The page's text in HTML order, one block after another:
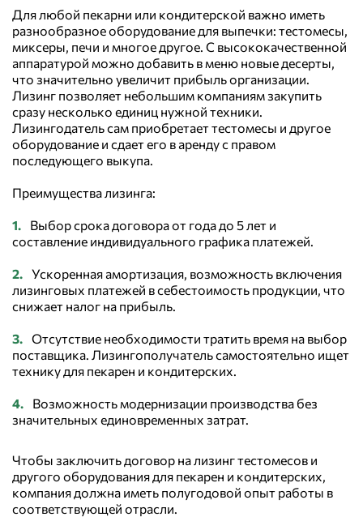
Для любой пекарни или кондитерской важно иметь
разнообразное оборудование для выпечки: тестомесы,
миксеры, печи и многое другое. С высококачественной
аппаратурой можно добавить в меню новые десерты,
что значительно увеличит прибыль организации.
Лизинг позволяет небольшим компаниям закупить
сразу несколько единиц нужной техники.
Лизингодатель сам приобретает тестомесы и другое
оборудование и сдает его в аренду с правом
последующего выкупа.
Преимущества лизинга:
Выбор срока договора от года до 5 лет и
составление индивидуального графика платежей.
Ускоренная амортизация, возможность включения
лизинговых платежей в себестоимость продукции, что
снижает налог на прибыль.
Отсутствие необходимости тратить время на выбор
поставщика. Лизингополучатель самостоятельно ищет
технику для пекарен и кондитерских.
Возможность модернизации производства без
значительных единовременных затрат.
Чтобы заключить договор на лизинг тестомесов и
другого оборудования для пекарен и кондитерских,
компания должна иметь полугодовой опыт работы в
соответствующей отрасли.